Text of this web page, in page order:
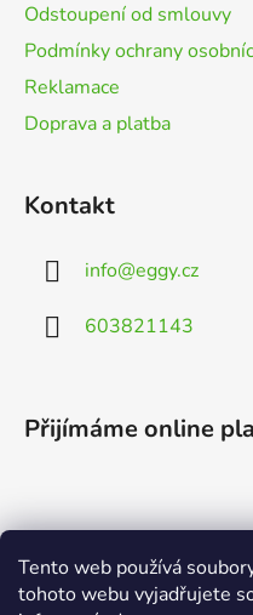
Tento web používá
tohoto webu vyjadřujete
Odstoupení od smlouvy
Podmínky ochrany
Reklamace
Doprava a platba
Kontakt
info@eggy.cz
603821143
Přijímáme online
Vyhledávání